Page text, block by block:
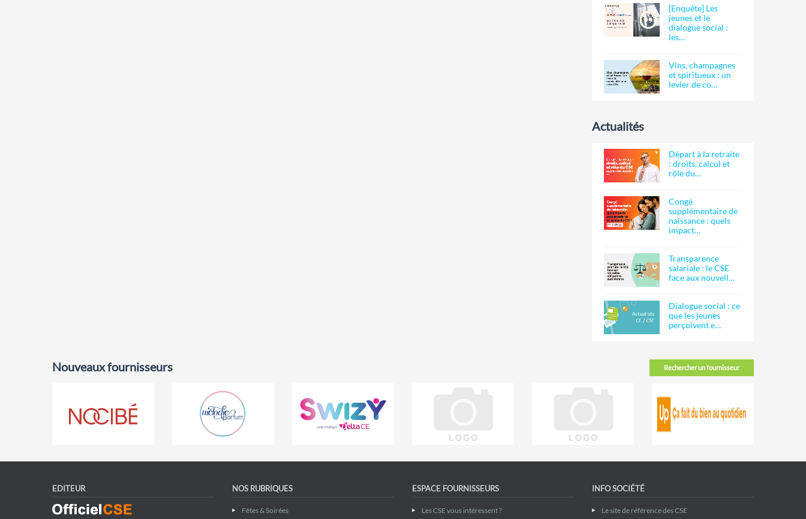
[Enquête] Les
jeunes et le
dialogue social :
les…
Vins, champagnes
et spiritueux : un
levier de co…
Actualités
Départ à la retraite
: droits, calcul et
rôle du…
Congé
supplémentaire de
naissance : quels
impact…
Transparence
salariale : le CSE
face aux nouvell…
Dialogue social : ce
que les jeunes
perçoivent e…
Rechercher un fournisseur
Nouveaux fournisseurs
EDITEUR NOS RUBRIQUES
Fêtes & Soirées
ESPACE FOURNISSEURS
Les CSE vous intéressent ?
INFO SOCIÉTÉ
Le site de référence des CSE